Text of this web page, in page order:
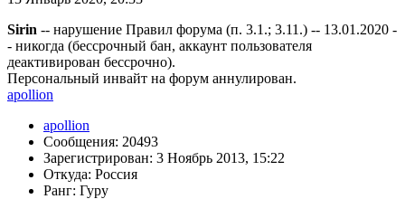
Sirin -- нарушение Правил форума (п. 3.1.; 3.11.) -- 13.01.2020 -
- никогда (бессрочный бан, аккаунт пользователя
деактивирован бессрочно).
Персональный инвайт на форум аннулирован.
apollion
apollion
Сообщения: 20493
Зарегистрирован: 3 Ноябрь 2013, 15:22
Откуда: Россия
Ранг: Гуру